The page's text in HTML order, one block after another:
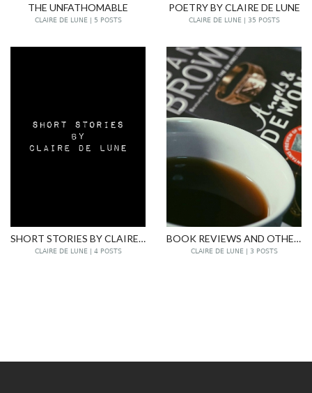
THE UNFATHOMABLE
CLAIRE DE LUNE | 5 POSTS
POETRY BY CLAIRE DE LUNE
CLAIRE DE LUNE | 35 POSTS
SHORT STORIES BY CLAIRE DE LUNE
CLAIRE DE LUNE | 4 POSTS
BOOK REVIEWS AND OTHERS
CLAIRE DE LUNE | 3 POSTS